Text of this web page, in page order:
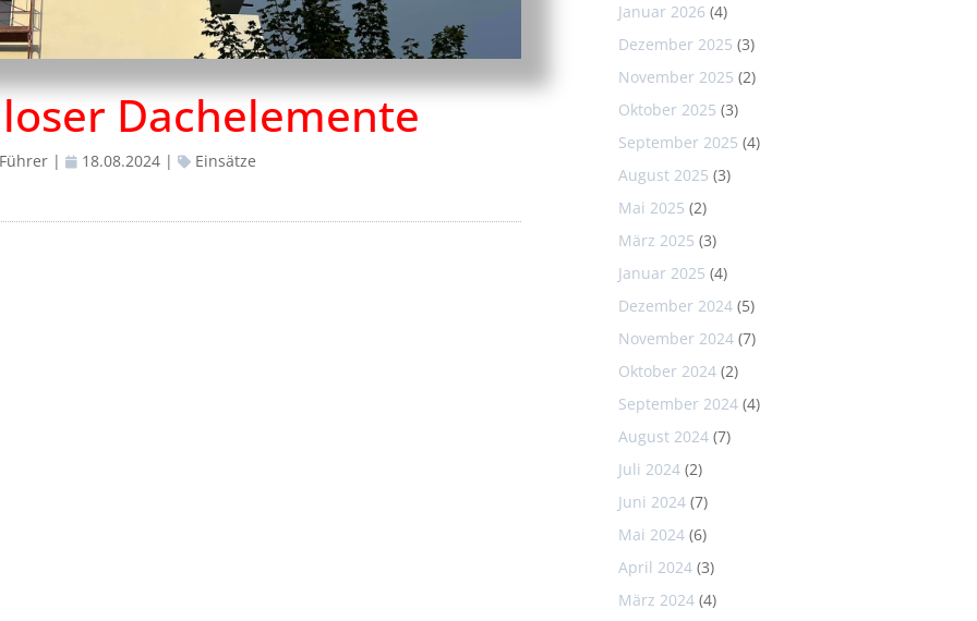
Dachelemente
| 18.08.2024 | Einsätze
Januar 2026 (4)
Dezember 2025 (3)
November 2025 (2)
Oktober 2025 (3)
September 2025 (4)
August 2025 (3)
Mai 2025 (2)
März 2025 (3)
Januar 2025 (4)
Dezember 2024 (5)
November 2024 (7)
Oktober 2024 (2)
September 2024 (4)
August 2024 (7)
Juli 2024 (2)
Juni 2024 (7)
Mai 2024 (6)
April 2024 (3)
März 2024 (4)